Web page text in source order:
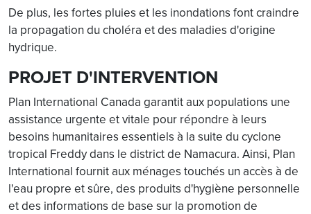
De plus, les fortes pluies et les inondations font craindre
la propagation du choléra et des maladies d'origine
hydrique.
PROJET D'INTERVENTION
Plan International Canada garantit aux populations une
assistance urgente et vitale pour répondre à leurs
besoins humanitaires essentiels à la suite du cyclone
tropical Freddy dans le district de Namacura. Ainsi, Plan
International fournit aux ménages touchés un accès à de
l'eau propre et sûre, des produits d'hygiène personnelle
et des informations de base sur la promotion de